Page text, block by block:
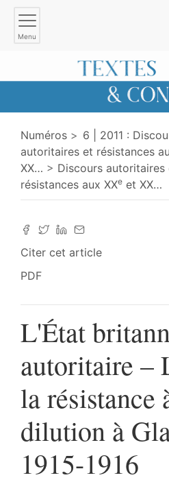
Menu
Numéros
6 | 2011 :
autoritaires et résistances
XX…
Discours autoritaires
résistances aux XXe et XX…
Citer cet article
PDF
L'État
autoritaire –
la résistance
dilution à
1915-1916